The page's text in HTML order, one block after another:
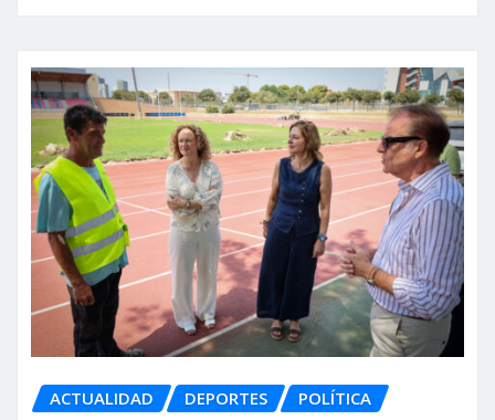
ACTUALIDAD DEPORTES POLÍTICA